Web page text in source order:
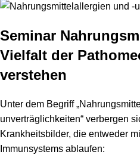
Seminar
Vielfalt der
verstehen
Unter dem Begriff
unverträglichkeiten“ verbergen
Krankheitsbilder, die entweder
Immunsystems ablaufen: